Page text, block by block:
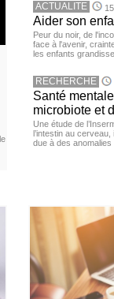
ACTUALITE
Aider son
Peur du noir, de
face à l'avenir,
les enfants
RECHERCHE
Santé
microbiote et
Une étude de
l’intestin au
due à des